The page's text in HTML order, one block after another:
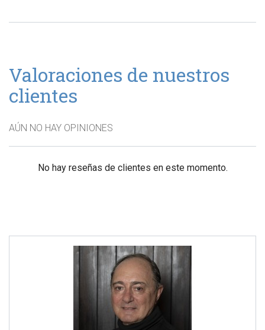
Valoraciones de nuestros
clientes
AÚN NO HAY OPINIONES
No hay reseñas de clientes en este momento.